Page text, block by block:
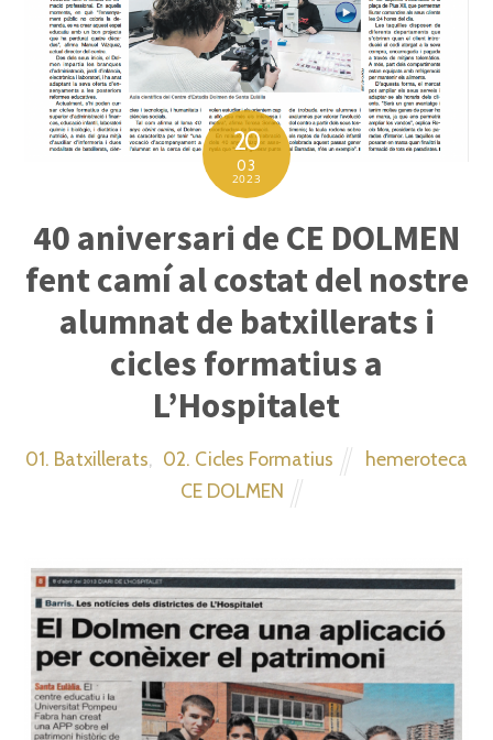
20
03
2023
40 aniversari de CE DOLMEN
fent camí al costat del nostre
alumnat de batxillerats i
cicles formatius a
L’Hospitalet
01. Batxillerats 02. Cicles Formatius
hemeroteca
CE DOLMEN